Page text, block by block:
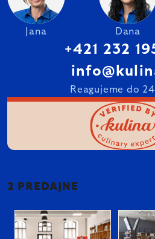
Jana Dana
+421 232
Reagujeme do
2 PREDAJNE